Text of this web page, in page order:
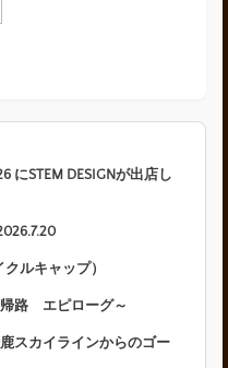
にSTEM DESIGNが出店し
ルキャップ）
帰路 エピローグ～
スカイラインからのゴー